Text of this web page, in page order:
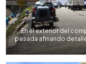
En el exterior del
pesada afinando